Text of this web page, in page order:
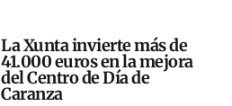
La Xunta invierte más de
41.000 euros en la mejora
del Centro de Día de
Caranza